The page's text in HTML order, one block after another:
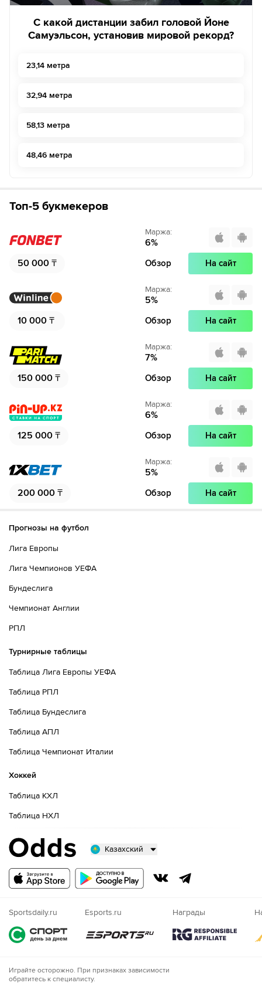
С какой дистанции забил головой Йоне
Самуэльсон, установив мировой рекорд?
23,14 метра
32,94 метра
58,13 метра
48,46 метра
Топ-5 букмекеров
50 000 ₸
Маржа:
6%
Обзор На сайт
10 000 ₸
Маржа:
5%
Обзор На сайт
150 000 ₸
Маржа:
7%
Обзор На сайт
125 000 ₸
Маржа:
6%
Обзор На сайт
200 000 ₸
Маржа:
5%
Обзор На сайт
Прогнозы на футбол
Лига Европы
Лига Чемпионов УЕФА
Бундеслига
Чемпионат Англии
РПЛ
Турнирные таблицы
Таблица Лига Европы УЕФА
Таблица РПЛ
Таблица Бундеслига
Таблица АПЛ
Таблица Чемпионат Италии
Хоккей
Таблица КХЛ
Таблица НХЛ
Казахский
Русский
Nigeria
Sportsdaily.ru Esports.ru Награды
Играйте осторожно. При признаках зависимости
обратитесь к специалисту.